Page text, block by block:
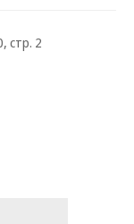
стр. 2